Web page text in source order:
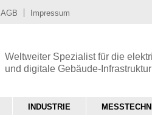
AGB Impressum
Weltweiter Spezialist für die
und digitale Gebäude-Infrastruktur
INDUSTRIE